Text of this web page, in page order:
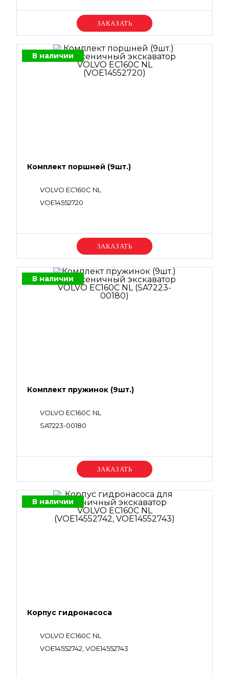
Уточняйте цену
В наличии
Комплект поршней (9шт.)
VOLVO EC160C NL
VOE14552720
Уточняйте цену
В наличии
Комплект пружинок (9шт.)
VOLVO EC160C NL
SA7223-00180
Уточняйте цену
В наличии
Корпус гидронасоса
VOLVO EC160C NL
VOE14552742, VOE14552743